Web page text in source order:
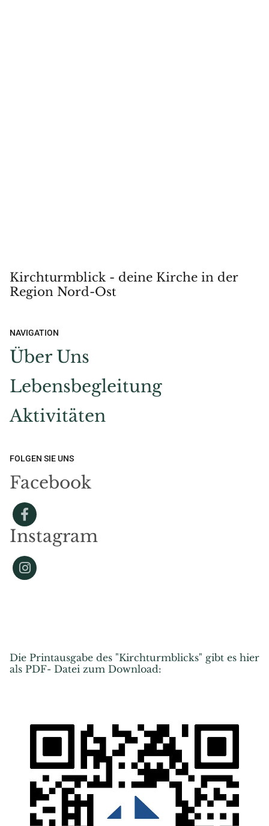
Kirchturmblick - deine Kirche in der
Region Nord-Ost
NAVIGATION
Über Uns
Lebensbegleitung
Aktivitäten
FOLGEN SIE UNS
Facebook
Instagram
Die Printausgabe des "Kirchturmblicks" gibt es hier
als PDF- Datei zum Download: